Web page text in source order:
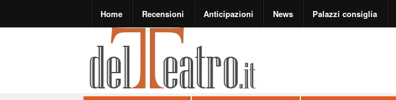
Home Recensioni Anticipazioni News Palazzi consiglia